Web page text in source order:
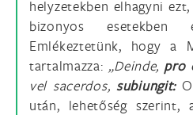
helyzetekben elhagyni
bizonyos
Emlékeztetünk, hogy a
tartalmazza: „Deinde, pro
vel sacerdos,subiungit:
után, lehetőség